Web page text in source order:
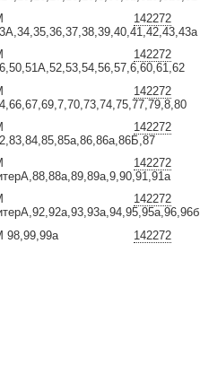
142272
142272
142272
142272
142272
142272
142272